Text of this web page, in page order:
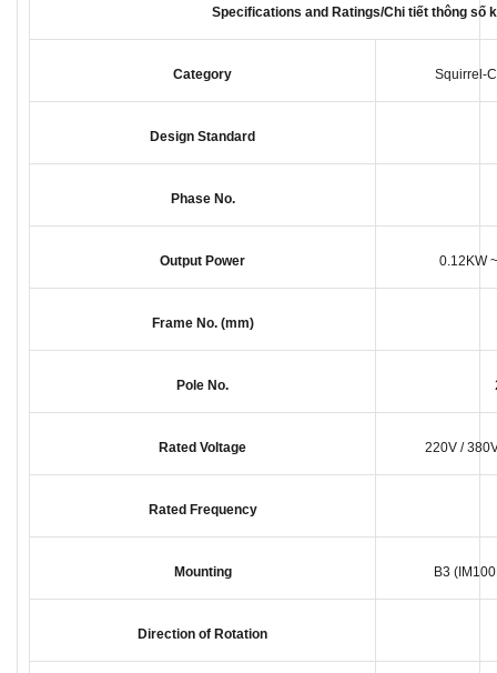
Specifications and Ratings/Chi tiết thông số
Category Squirrel-
Design Standard
Phase No.
Output Power 0.12KW
Frame No. (mm)
Pole No.
Rated Voltage 220V /
Rated Frequency
Mounting B3
Direction of Rotation